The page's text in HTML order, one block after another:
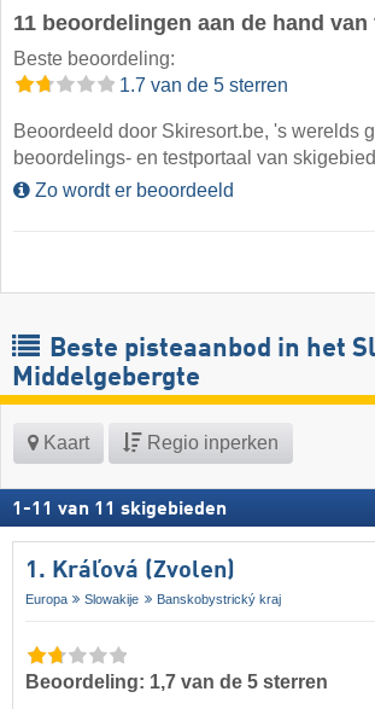
11 beoordelingen aan de hand van
Beste beoordeling:
1.7 van de 5 sterren
Beoordeeld door Skiresort.be, 's werelds
beoordelings- en testportaal van
Zo wordt er beoordeeld
Beste pisteaanbod in het
Middelgebergte
Kaart Regio inperken
1 -11 van 11 skigebieden
1. Kráľová (Zvolen)
Europa Slowakije Banskobystrický kraj
Beoordeling: 1,7 van de 5 sterren